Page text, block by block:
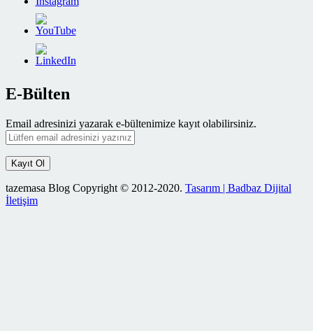
E-Bülten
Email adresinizi yazarak e-bültenimize kayıt olabilirsiniz.
tazemasa Blog Copyright © 2012-2020. Tasarım | Badbaz Dijital
İletişim